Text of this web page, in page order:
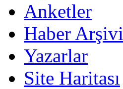
Anketler
Haber Arşivi
Yazarlar
Site Haritası